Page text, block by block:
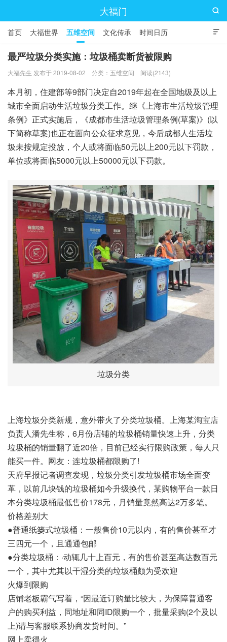
大福门

首页 大福世界 五维空间 文化传承 时间日历

最严垃圾分类实施：垃圾桶卖断货被限购
大福先生 发布于 2019-08-02 分类： 五维空间 阅读(2143)
本月初，住建部等9部门决定自2019年起在全国地级及以上
城市全面启动生活垃圾分类工作。继《上海市生活垃圾管理
条例》正式实施后，《成都市生活垃圾管理条例(草案)》(以
下简称草案)也正在面向公众征求意见，今后成都人生活垃
圾未按规定投放，个人或将面临50元以上200元以下罚款，
单位或将面临5000元以上50000元以下罚款。
垃圾分类
上海垃圾分类新规，意外带火了分类垃圾桶。上海某淘宝店
负责人潘先生称，6月份店铺的垃圾桶销量快速上升，分类
垃圾桶的销量翻了近20倍，目前已经实行限购政策，每人只
能买一件。网友：连垃圾桶都限购了!
天府早报记者调查发现，垃圾分类引发垃圾桶市场全面变
革，以前几块钱的垃圾桶如今升级换代，某购物平台一款日
本分类垃圾桶最低售价178元，月销量竟然高达2万多笔。
价格差别大
●普通纸篓式垃圾桶：一般售价10元以内，有的售价甚至才
三四元一个，且通通包邮
●分类垃圾桶：·动辄几十上百元，有的售价甚至高达数百元
一个，其中尤其以干湿分类的垃圾桶颇为受欢迎
火爆到限购
店铺老板霸气写着，“因最近订购量比较大，为保障普通客
户的购买利益，同地址和同ID限购一个，批量采购(2个及以
上)请与客服联系协商发货时间。”
网上卖得火